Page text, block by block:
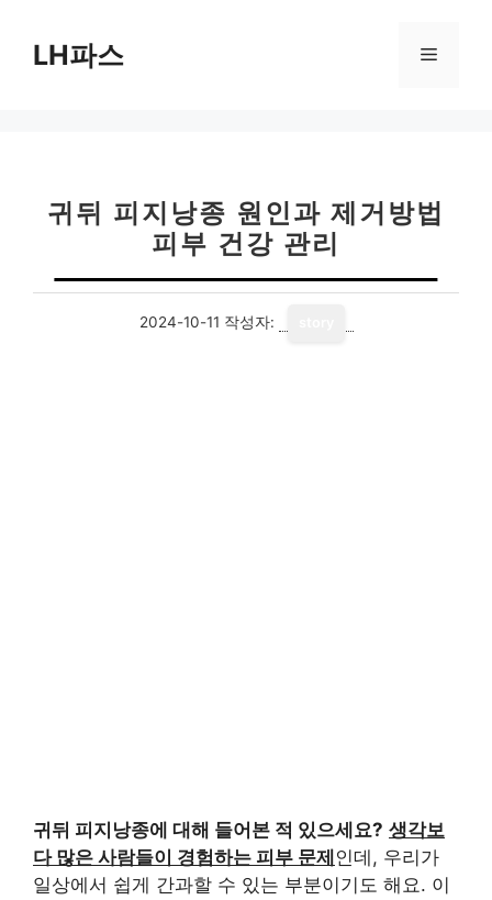
LH파스 메
귀뒤 피지낭종 원인과 제거방법
피부 건강 관리
2024-10-11 작성자:
귀뒤 피지낭종에 대해 들어본 적 있으세요? 생각보
다 많은 사람들이 경험하는 피부 문제 인데, 우리가
일상에서 쉽게 간과할 수 있는 부분이기도 해요. 이